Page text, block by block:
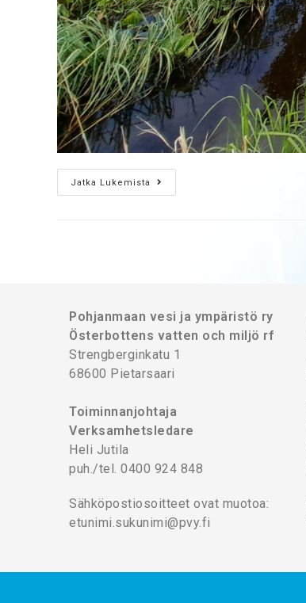
Jatka Lukemista
Pohjanmaan vesi ja ympäristö ry
Österbottens vatten och miljö rf
Strengberginkatu 1
68600 Pietarsaari
Toiminnanjohtaja
Verksamhetsledare
Heli Jutila
puh./tel. 0400 924 848
Sähköpostiosoitteet ovat muotoa:
etunimi.sukunimi@pvy.fi